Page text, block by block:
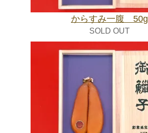
からすみ一腹 50g
SOLD OUT